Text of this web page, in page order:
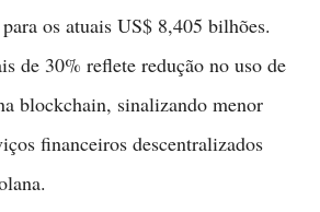
os atuais US$ 8,405 bilhões.
de 30% reflete redução no uso de
blockchain, sinalizando menor
financeiros descentralizados